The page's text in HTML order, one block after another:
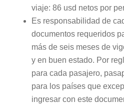
viaje: 86 usd netos por
Es responsabilidad de
documentos requeridos
más de seis meses de
y en buen estado. Por
para cada pasajero,
para los países que
ingresar con este